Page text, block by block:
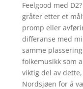
Feelgood med
gråter etter et
promp eller
differanse med
samme
folkemusikk som
viktig del av
Nordsjøen for å